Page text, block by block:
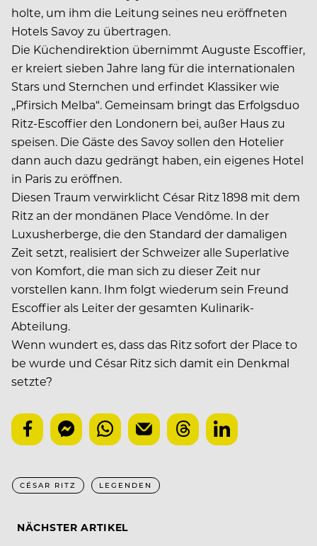
holte, um ihm die Leitung seines neu eröffneten
Hotels Savoy zu übertragen.
Die Küchendirektion übernimmt Auguste Escoffier,
er kreiert sieben Jahre lang für die internationalen
Stars und Sternchen und erfindet Klassiker wie
„Pfirsich Melba“. Gemeinsam bringt das Erfolgsduo
Ritz-Escoffier den Londonern bei, außer Haus zu
speisen. Die Gäste des Savoy sollen den Hotelier
dann auch dazu gedrängt haben, ein eigenes Hotel
in Paris zu eröffnen.
Diesen Traum verwirklicht César Ritz 1898 mit dem
Ritz an der mondänen Place Vendôme. In der
Luxusherberge, die den Standard der damaligen
Zeit setzt, realisiert der Schweizer alle Superlative
von Komfort, die man sich zu dieser Zeit nur
vorstellen kann. Ihm folgt wiederum sein Freund
Escoffier als Leiter der gesamten Kulinarik-
Abteilung.
Wenn wundert es, dass das Ritz sofort der Place to
be wurde und César Ritz sich damit ein Denkmal
setzte?
CÉSAR RITZ LEGENDEN
NÄCHSTER ARTIKEL